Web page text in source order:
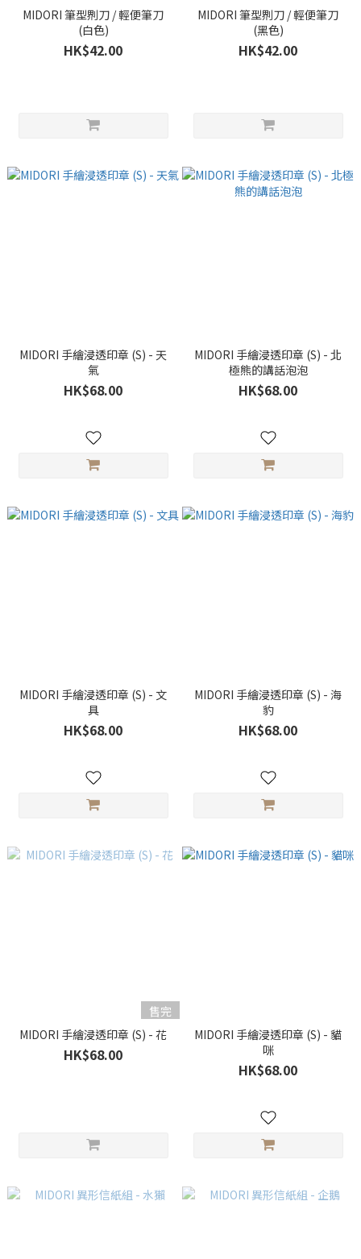
MIDORI 筆型𠝹刀 / 輕便筆刀
(白色)
HK$42.00
MIDORI 筆型𠝹刀 / 輕便筆刀
(黑色)
HK$42.00
MIDORI 手繪浸透印章 (S) - 天
氣
HK$68.00
MIDORI 手繪浸透印章 (S) - 北
極熊的講話泡泡
HK$68.00
MIDORI 手繪浸透印章 (S) - 文
具
HK$68.00
MIDORI 手繪浸透印章 (S) - 海
豹
HK$68.00
售完
MIDORI 手繪浸透印章 (S) - 花
HK$68.00
MIDORI 手繪浸透印章 (S) - 貓
咪
HK$68.00